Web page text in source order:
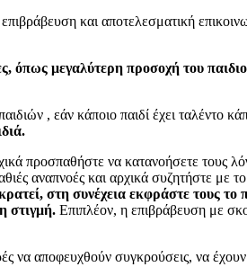
και αποτελεσματική
όπως μεγαλύτερη προσοχή του
, εάν κάποιο παιδί έχει ταλέντο
προσπαθήστε να κατανοήσετε τους
αναπνοές και αρχικά συζητήστε με
στη συνέχεια εκφράστε τους το
στιγμή. Επιπλέον, η επιβράβευση με
να αποφευχθούν συγκρούσεις, να